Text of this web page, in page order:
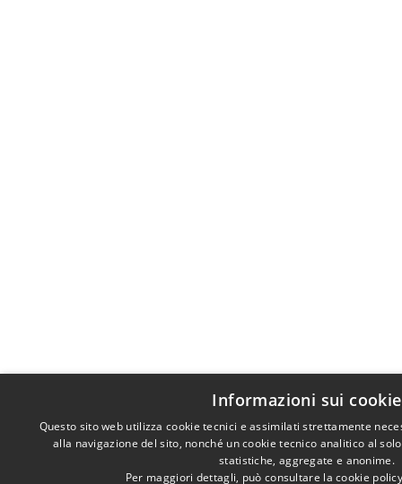
Informazioni sui cookie
Questo sito web utilizza cookie tecnici e assimilati strettamente
alla navigazione del sito, nonché un cookie tecnico analitico al
statistiche, aggregate e anonime.
Per maggiori dettagli, può consultare la cookie